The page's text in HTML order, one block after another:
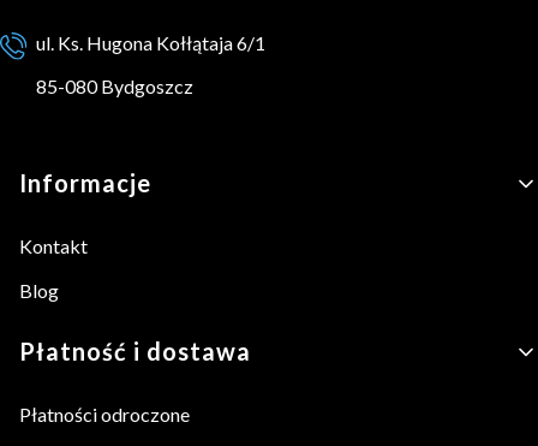
ul. Ks. Hugona Kołłątaja 6/1
85-080 Bydgoszcz
Linki w stopce
Informacje
Kontakt
Blog
Płatność i dostawa
Płatności odroczone